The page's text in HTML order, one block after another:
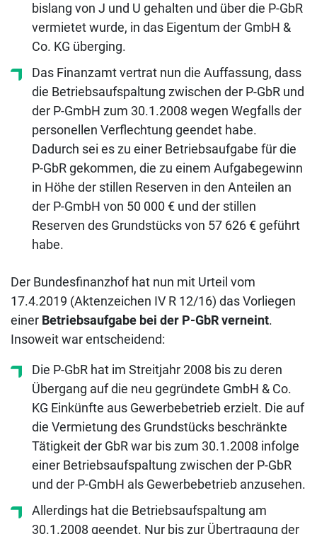
bislang von J und U gehalten und über die P-GbR
vermietet wurde, in das Eigentum der GmbH &
Co. KG überging.
Das Finanzamt vertrat nun die Auffassung, dass
die Betriebsaufspaltung zwischen der P-GbR und
der P-GmbH zum 30.1.2008 wegen Wegfalls der
personellen Verflechtung geendet habe.
Dadurch sei es zu einer Betriebsaufgabe für die
P-GbR gekommen, die zu einem Aufgabegewinn
in Höhe der stillen Reserven in den Anteilen an
der P-GmbH von 50 000 € und der stillen
Reserven des Grundstücks von 57 626 € geführt
habe.
Der Bundesfinanzhof hat nun mit Urteil vom
17.4.2019 (Aktenzeichen IV R 12/16) das Vorliegen
einer Betriebsaufgabe bei der P-GbR verneint.
Insoweit war entscheidend:
Die P-GbR hat im Streitjahr 2008 bis zu deren
Übergang auf die neu gegründete GmbH & Co.
KG Einkünfte aus Gewerbebetrieb erzielt. Die auf
die Vermietung des Grundstücks beschränkte
Tätigkeit der GbR war bis zum 30.1.2008 infolge
einer Betriebsaufspaltung zwischen der P-GbR
und der P-GmbH als Gewerbebetrieb anzusehen.
Allerdings hat die Betriebsaufspaltung am
30.1.2008 geendet. Nur bis zur Übertragung der